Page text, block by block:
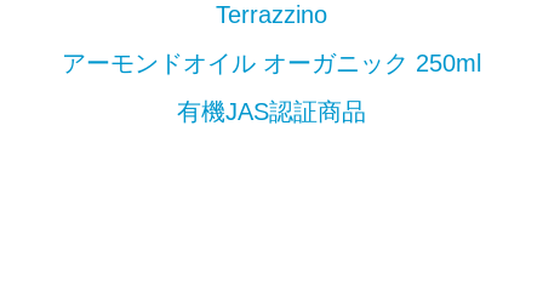
Terrazzino
アーモンドオイル オーガニック 250ml
有機JAS認証商品